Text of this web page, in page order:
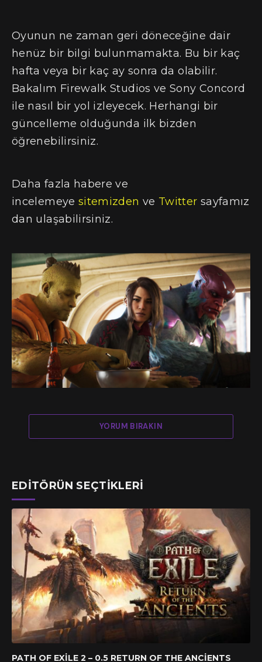
Oyunun ne zaman geri döneceğine dair
henüz bir bilgi bulunmamakta. Bu bir kaç
hafta veya bir kaç ay sonra da olabilir.
Bakalım Firewalk Studios ve Sony Concord
ile nasıl bir yol izleyecek. Herhangi bir
güncelleme olduğunda ilk bizden
öğrenebilirsiniz.
Daha fazla habere ve
incelemeye sitemizden ve Twitter sayfamız
dan ulaşabilirsiniz.
YORUM BIRAKIN
EDITÖRÜN SEÇTIKLERI
PATH OF EXILE 2 – 0.5 RETURN OF THE ANCIENTS